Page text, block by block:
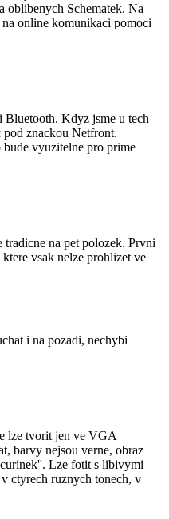
oblibenych Schematek. Na
online komunikaci pomoci
Bluetooth. Kdyz jsme u tech
znackou Netfront.
vyuzitelne pro prime
na pet polozek. Prvni
vsak nelze prohlizet ve
i na pozadi, nechybi
lze tvorit jen ve VGA
barvy nejsou verne, obraz
Lze fotit s libivymi
ctyrech ruznych tonech, v